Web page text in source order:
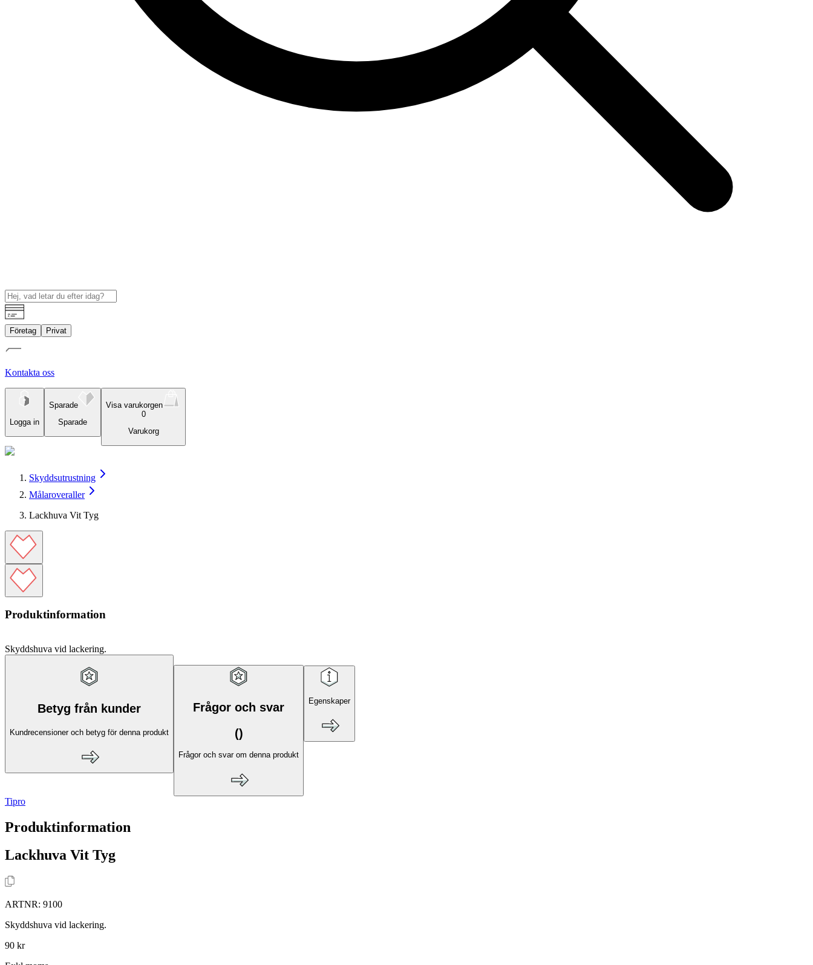
Företag Privat
Kontakta oss
Logga in
Sparade
Sparade
Visa varukorgen
0
Varukorg
Skyddsutrustning
Målaroveraller
Lackhuva Vit Tyg
Produktinformation
Skyddshuva vid lackering.
Betyg från kunder
Kundrecensioner och betyg för denna produkt
Frågor och svar
()
Frågor och svar om denna produkt
Egenskaper
Tipro
Produktinformation
Lackhuva Vit Tyg
ARTNR: 9100
Skyddshuva vid lackering.
90 kr